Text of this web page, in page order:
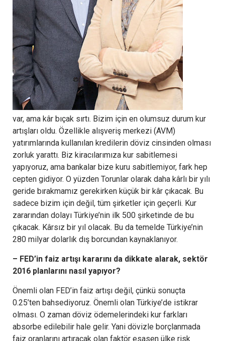
var, ama kâr bıçak sırtı. Bizim için en olumsuz durum kur
artışları oldu. Özellikle alışveriş merkezi (AVM)
yatırımlarında kullanılan kredilerin döviz cinsinden olması
zorluk yarattı. Biz kiracılarımıza kur sabitlemesi
yapıyoruz, ama bankalar bize kuru sabitlemiyor, fark hep
cepten gidiyor. O yüzden Torunlar olarak daha kârlı bir yılı
geride bırakmamız gerekirken küçük bir kâr çıkacak. Bu
sadece bizim için değil, tüm şirketler için geçerli. Kur
zararından dolayı Türkiye’nin ilk 500 şirketinde de bu
çıkacak. Kârsız bir yıl olacak. Bu da temelde Türkiye’nin
280 milyar dolarlık dış borcundan kaynaklanıyor.
– FED’in faiz artışı kararını da dikkate alarak, sektör
2016 planlarını nasıl yapıyor?
Önemli olan FED’in faiz artışı değil, çünkü sonuçta
0.25’ten bahsediyoruz. Önemli olan Türkiye’de istikrar
olması. O zaman döviz ödemelerindeki kur farkları
absorbe edilebilir hale gelir. Yani dövizle borçlanmada
faiz oranlarını artıracak olan faktör esasen ülke risk